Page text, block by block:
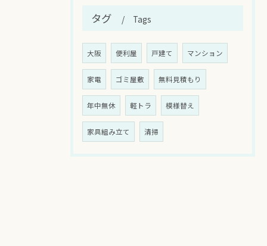
タグ Tags
大阪 便利屋 戸建て マンション
家電 ゴミ屋敷 無料見積もり
年中無休 軽トラ 模様替え
家具組み立て 清掃